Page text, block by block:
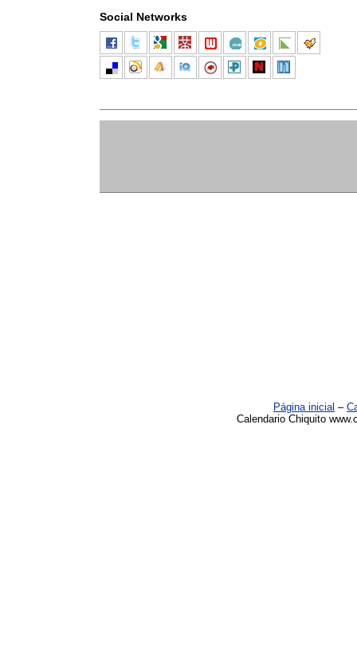
Social Networks
Página inicial –
Calendario Chiquito